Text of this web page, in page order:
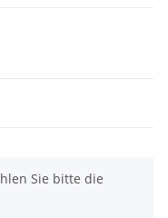
Sie bitte die